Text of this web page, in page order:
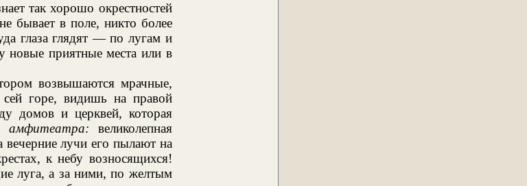
так хорошо окрестностей
бывает в поле, никто более
глаза глядят — по лугам и
новые приятные места или в
возвышаются мрачные,
горе, видишь на правой
домов и церквей, которая
амфитеатра: великолепная
вечерние лучи его пылают на
к небу возносящихся!
луга, а за ними, по желтым